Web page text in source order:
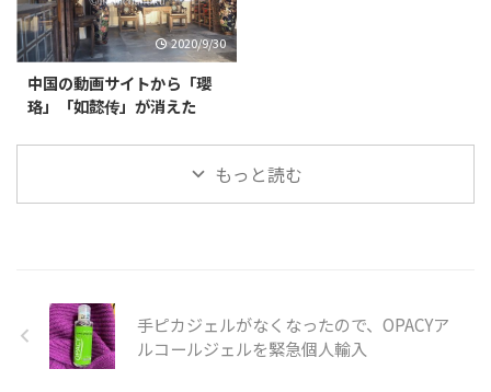
2020/9/30
中国の動画サイトから「瓔
珞」「如懿传」が消えた
もっと読む
手ピカジェルがなくなったので、OPACYア
ルコールジェルを緊急個人輸入